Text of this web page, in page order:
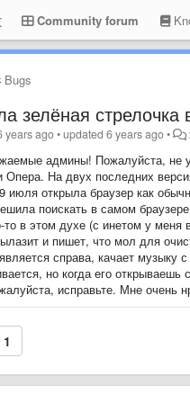
Community forum
Bugs
зелёная стрелочка
years ago•updated6 years ago•
админы! Пожалуйста, не
На двух последних
июля открыла браузер как
поискать в самом
то в этом духе (с инетом у
и пишет, что мол для
справа, качает
но когда его
исправьте. Мне очень
1